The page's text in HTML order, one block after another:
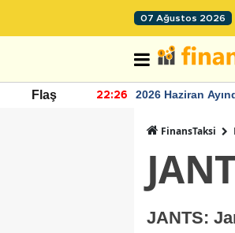
07 Ağustos 2026
Flaş 22:26
2026 Haziran
FinansTaksi
JANTS: